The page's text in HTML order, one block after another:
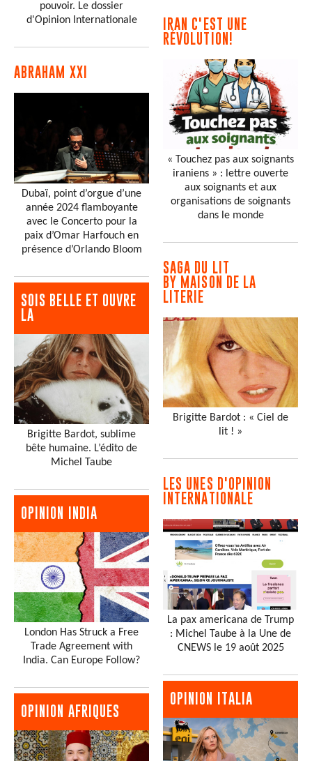
pouvoir. Le dossier
d'Opinion Internationale
ABRAHAM XXI
Dubaï, point d’orgue d’une
année 2024 flamboyante
avec le Concerto pour la
paix d’Omar Harfouch en
présence d’Orlando Bloom
SOIS BELLE ET OUVRE
LA
Brigitte Bardot, sublime
bête humaine. L’édito de
Michel Taube
OPINION INDIA
London Has Struck a Free
Trade Agreement with
India. Can Europe Follow?
OPINION AFRIQUES
IRAN C'EST UNE
RÉVOLUTION!
« Touchez pas aux soignants
iraniens » : lettre ouverte
aux soignants et aux
organisations de soignants
dans le monde
SAGA DU LIT
BY MAISON DE LA
LITERIE
Brigitte Bardot : « Ciel de
lit ! »
LES UNES D'OPINION
INTERNATIONALE
La pax americana de Trump
: Michel Taube à la Une de
CNEWS le 19 août 2025
OPINION ITALIA